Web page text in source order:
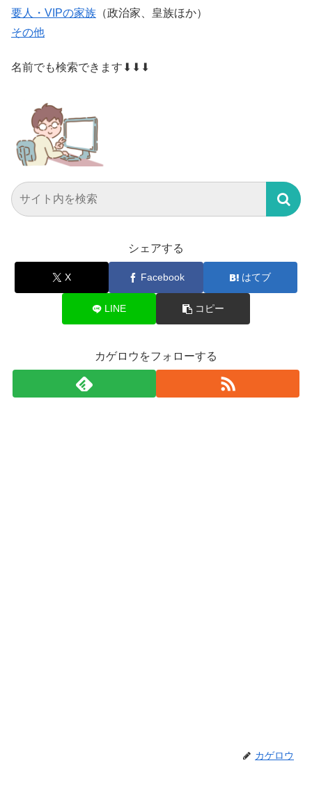
要人・VIPの家族 （政治家、皇族ほか）
その他
名前でも検索できます⬇⬇⬇
シェアする
X Facebook はてブ
LINE コピー
カゲロウをフォローする
カゲロウ